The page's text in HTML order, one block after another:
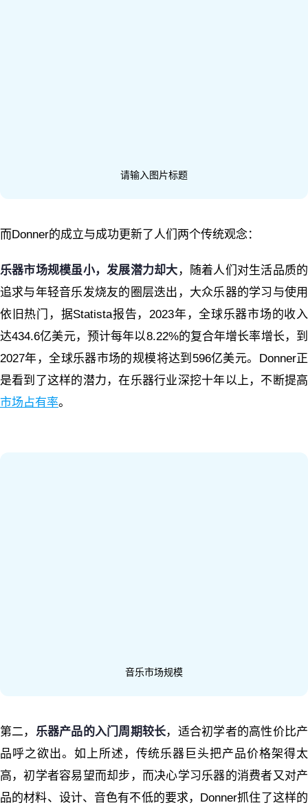
请输入图片标题
而Donner的成立与成功更新了人们两个传统观念：
乐器市场规模虽小，发展潜力却大 ，随着人们对生活品质的
追求与年轻音乐发烧友的圈层迭出，大众乐器的学习与使用
依旧热门，据Statista报告，2023年，全球乐器市场的收入
达434.6亿美元，预计每年以8.22%的复合年增长率增长，到
2027年，全球乐器市场的规模将达到596亿美元。Donner正
是看到了这样的潜力，在乐器行业深挖十年以上，不断提高
市场占有率。
音乐市场规模
第二， 乐器产品的入门周期较长，适合初学者的高性价比产
品呼之欲出。如上所述，传统乐器巨头把产品价格架得太
高，初学者容易望而却步，而决心学习乐器的消费者又对产
品的材料、设计、音色有不低的要求，Donner抓住了这样的